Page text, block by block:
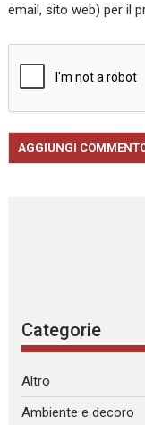
email, sito web) per il
Categorie
Altro
Ambiente e decoro